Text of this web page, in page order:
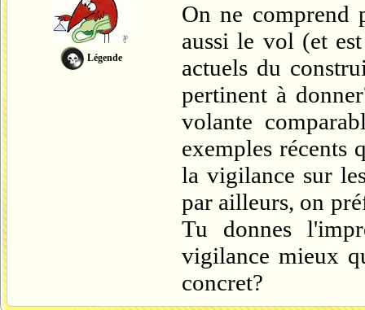
Légende
On ne comprend
aussi le vol (et
actuels du
pertinent à
volante
exemples récents
la vigilance sur
par ailleurs, on
Tu donnes
vigilance mieux
concret?